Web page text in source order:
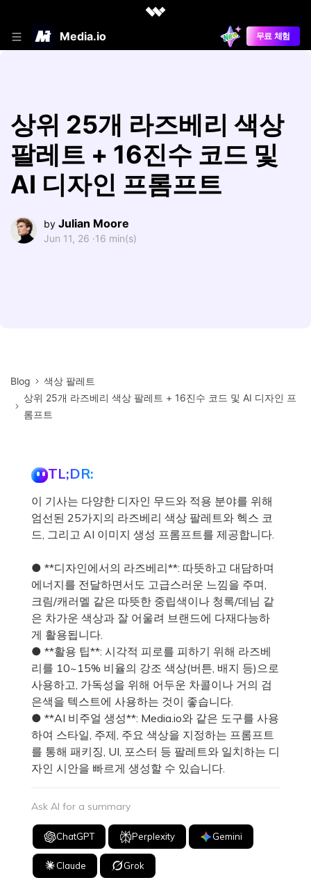
Media.io 무료 체험
상위 25개 라즈베리 색상
팔레트 + 16진수 코드 및
AI 디자인 프롬프트
by Julian Moore
Jun 11, 26 ·16 min(s)
Blog
색상 팔레트
상위 25개 라즈베리 색상 팔레트 + 16진수 코드 및 AI 디자인 프
롬프트
TL;DR:
이 기사는 다양한 디자인 무드와 적용 분야를 위해
엄선된 25가지의 라즈베리 색상 팔레트와 헥스 코
드, 그리고 AI 이미지 생성 프롬프트를 제공합니다.
● **디자인에서의 라즈베리**: 따뜻하고 대담하며
에너지를 전달하면서도 고급스러운 느낌을 주며,
크림/캐러멜 같은 따뜻한 중립색이나 청록/데님 같
은 차가운 색상과 잘 어울려 브랜드에 다재다능하
게 활용됩니다.
● **활용 팁**: 시각적 피로를 피하기 위해 라즈베
리를 10~15% 비율의 강조 색상(버튼, 배지 등)으로
사용하고, 가독성을 위해 어두운 차콜이나 거의 검
은색을 텍스트에 사용하는 것이 좋습니다.
● **AI 비주얼 생성**: Media.io와 같은 도구를 사용
하여 스타일, 주제, 주요 색상을 지정하는 프롬프트
를 통해 패키징, UI, 포스터 등 팔레트와 일치하는 디
자인 시안을 빠르게 생성할 수 있습니다.
Ask AI for a summary
ChatGPT Perplexity Gemini
Claude Grok